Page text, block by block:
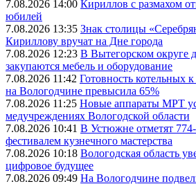
7.08.2026 14:00 Кириллов с размахом
юбилей
7.08.2026 13:35 Знак столицы
Кириллову вручат на Дне города
7.08.2026 12:23 В Вытегорском округе
закупаются мебель и оборудование
7.08.2026 11:42 Готовность котельных
на Вологодчине превысила 65%
7.08.2026 11:25 Новые аппараты МРТ
медучреждениях Вологодской области
7.08.2026 10:41 В Устюжне отметят 774-
фестивалем кузнечного мастерства
7.08.2026 10:18 Вологодская область
цифровое будущее
7.08.2026 09:49 На Вологодчине